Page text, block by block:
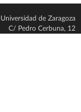
Universidad de Zaragoza
C/ Pedro Cerbuna, 12